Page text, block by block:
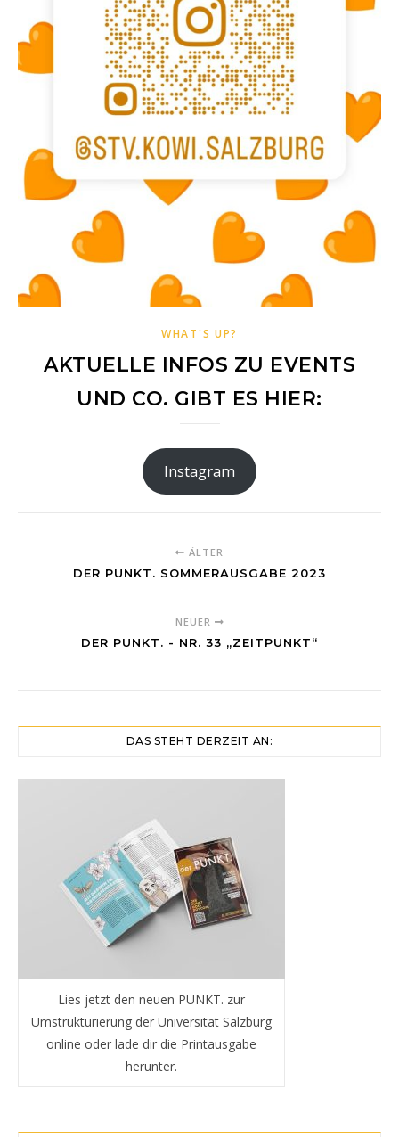
WHAT'S UP?
AKTUELLE INFOS ZU EVENTS
UND CO. GIBT ES HIER:
Instagram
ÄLTER
DER PUNKT. SOMMERAUSGABE 2023
NEUER
DER PUNKT. - NR. 33 „ZEITPUNKT“
DAS STEHT DERZEIT AN:
Lies jetzt den neuen PUNKT. zur
Umstrukturierung der Universität Salzburg
online oder lade dir die Printausgabe
herunter.